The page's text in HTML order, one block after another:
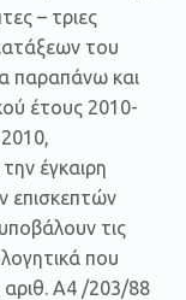
– τριες
του
παραπάνω και
έτους 2010-
έγκαιρη
επισκεπτών
τις
που
αριθ. Α4 /203/88